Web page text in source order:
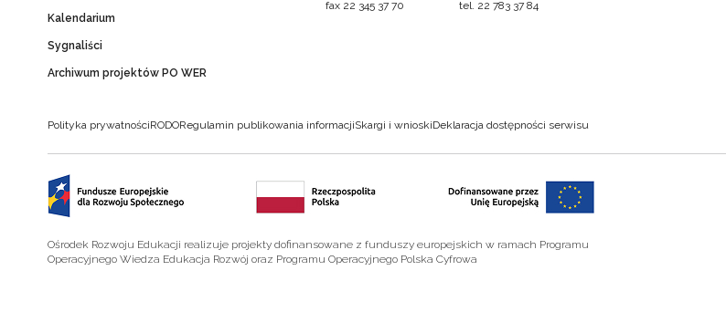
Kalendarium
Sygnaliści
Archiwum projektów PO WER
fax 22 345 37 70
tel. 22 783 37 84
Polityka prywatnościRODORegulamin publikowania informacjiSkargi i wnioskiDeklaracja dostępności serwisu
Ośrodek Rozwoju Edukacji realizuje projekty dofinansowane z funduszy europejskich w ramach Programu
Operacyjnego Wiedza Edukacja Rozwój oraz Programu Operacyjnego Polska Cyfrowa